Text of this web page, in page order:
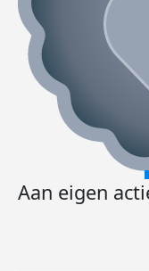
Aan eigen